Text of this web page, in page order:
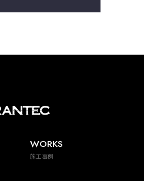
WORKS
施工事例